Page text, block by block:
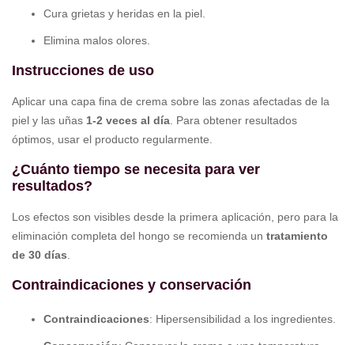
Cura grietas y heridas en la piel.
Elimina malos olores.
Instrucciones de uso
Aplicar una capa fina de crema sobre las zonas afectadas de la
piel y las uñas 1-2 veces al día . Para obtener resultados
óptimos, usar el producto regularmente.
¿Cuánto tiempo se necesita para ver
resultados?
Los efectos son visibles desde la primera aplicación, pero para la
eliminación completa del hongo se recomienda un tratamiento
de 30 días
Contraindicaciones y conservación
Contraindicaciones: Hipersensibilidad a los ingredientes.